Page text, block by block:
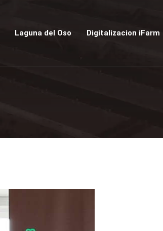
Laguna del Oso Digitalizacion iFarm